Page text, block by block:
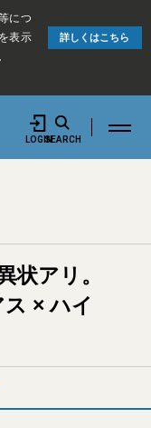
につ
表示
詳しくはこちら
LOGINSEARCH
状アリ。
× ハイ